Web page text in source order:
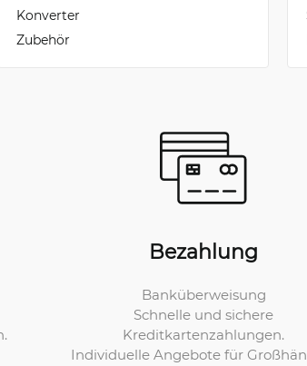
Konverter
Zubehör
Bezahlung
Banküberweisung
Schnelle und sichere
Kreditkartenzahlungen.
Individuelle Angebote für